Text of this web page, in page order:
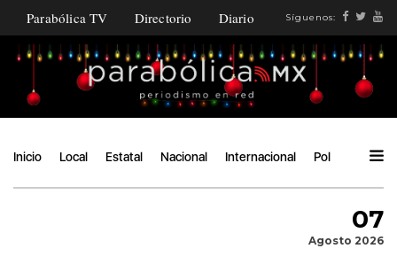
Parabólica TV Directorio Diario Síguenos:
Inicio Local Estatal Nacional Internacional Política
07
Agosto 2026